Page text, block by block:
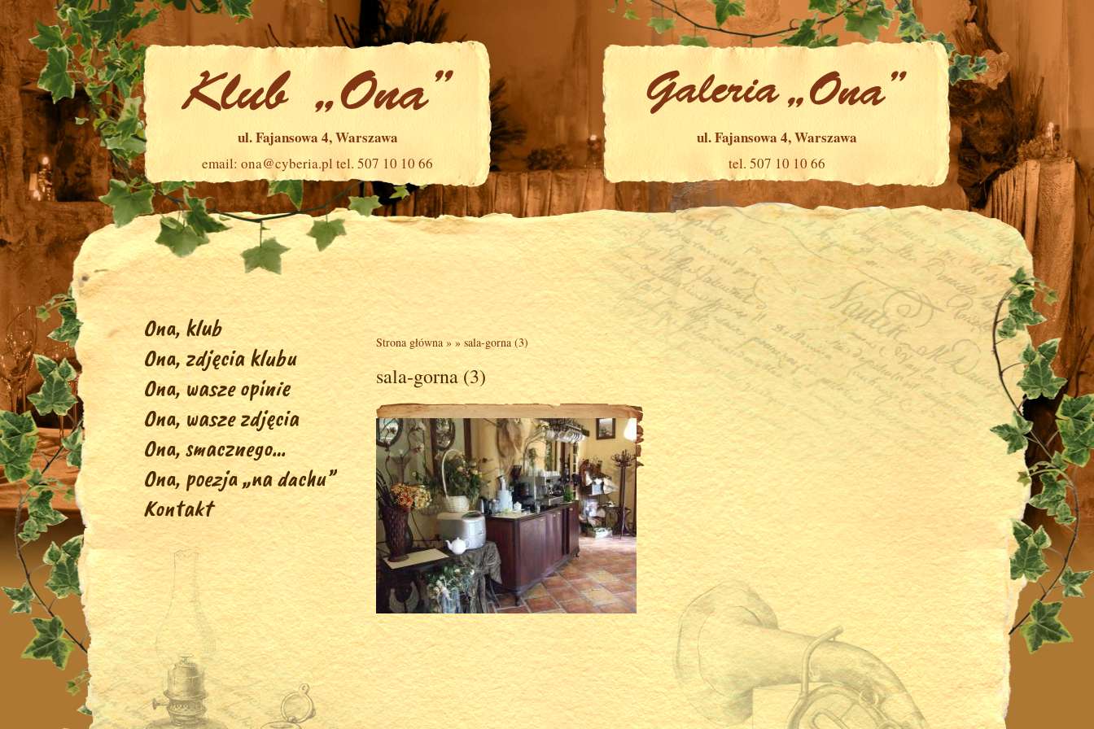
ul. Fajansowa 4, Warszawa
email: ona@cyberia.pltel. 507 10 10 66
ul. Fajansowa 4, Warszawa
tel. 507 10 10 66
Ona, klub
Ona, zdjęcia klubu
Ona, wasze opinie
Ona, wasze zdjęcia
Ona, smacznego…
Ona, poezja „na dachu”
Kontakt
Strona główna» »sala-gorna (3)
sala-gorna (3)